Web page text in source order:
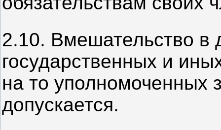
2.10. Вмешательство в
государственных и
на то уполномоченных
допускается.